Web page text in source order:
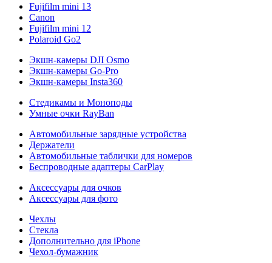
Fujifilm mini 13
Canon
Fujifilm mini 12
Polaroid Go2
Экшн-камеры DJI Osmo
Экшн-камеры Go-Pro
Экшн-камеры Insta360
Стедикамы и Моноподы
Умные очки RayBan
Автомобильные зарядные устройства
Держатели
Автомобильные таблички для номеров
Беспроводные адаптеры CarPlay
Аксессуары для очков
Аксессуары для фото
Чехлы
Стекла
Дополнительно для iPhone
Чехол-бумажник